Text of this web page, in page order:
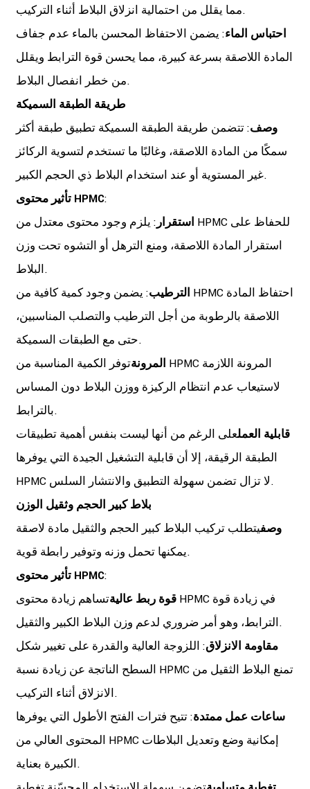
مما يقلل من احتمالية انزلاق البلاط أثناء التركيب.
احتباس الماء: يضمن الاحتفاظ المحسن بالماء عدم جفاف
المادة اللاصقة بسرعة كبيرة، مما يحسن قوة الترابط ويقلل
من خطر انفصال البلاط.
طريقة الطبقة السميكة
وصف: تتضمن طريقة الطبقة السميكة تطبيق طبقة أكثر
سمكًا من المادة اللاصقة، وغالبًا ما تستخدم لتسوية الركائز
غير المستوية أو عند استخدام البلاط ذي الحجم الكبير.
تأثير محتوى HPMC:
استقرار : يلزم وجود محتوى معتدل من HPMC للحفاظ على
استقرار المادة اللاصقة، ومنع الترهل أو التشوه تحت وزن
البلاط.
الترطيب: يضمن وجود كمية كافية من HPMC احتفاظ المادة
اللاصقة بالرطوبة من أجل الترطيب والتصلب المناسبين،
حتى مع الطبقات السميكة.
المرونةتوفر الكمية المناسبة من HPMC المرونة اللازمة
لاستيعاب عدم انتظام الركيزة ووزن البلاط دون المساس
بالترابط.
قابلية العملعلى الرغم من أنها ليست بنفس أهمية تطبيقات
الطبقة الرقيقة، إلا أن قابلية التشغيل الجيدة التي يوفرها
HPMC لا تزال تضمن سهولة التطبيق والانتشار السلس.
بلاط كبير الحجم وثقيل الوزن
وصفيتطلب تركيب البلاط كبير الحجم والثقيل مادة لاصقة
يمكنها تحمل وزنه وتوفير رابطة قوية.
تأثير محتوى HPMC:
قوة ربط عاليةتساهم زيادة محتوى HPMC في زيادة قوة
الترابط، وهو أمر ضروري لدعم وزن البلاط الكبير والثقيل.
مقاومة الانزلاق: اللزوجة العالية والقدرة على تغيير شكل
السطح الناتجة عن زيادة نسبة HPMC تمنع البلاط الثقيل من
الانزلاق أثناء التركيب.
ساعات عمل ممتدة: تتيح فترات الفتح الأطول التي يوفرها
المحتوى العالي من HPMC إمكانية وضع وتعديل البلاطات
الكبيرة بعناية.